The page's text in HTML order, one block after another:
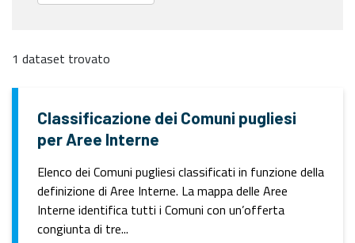
1 dataset trovato
Classificazione dei Comuni pugliesi
per Aree Interne
Elenco dei Comuni pugliesi classificati in funzione della
definizione di Aree Interne. La mappa delle Aree
Interne identifica tutti i Comuni con un’offerta
congiunta di tre...